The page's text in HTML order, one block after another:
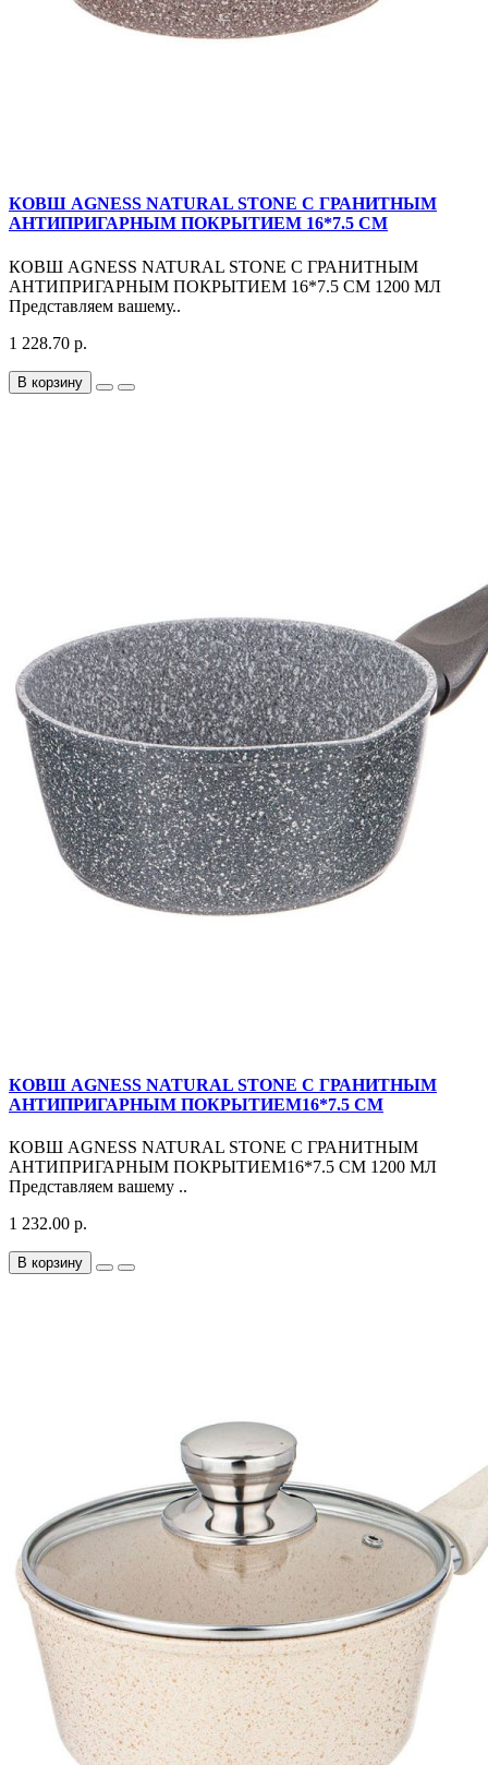
КОВШ AGNESS NATURAL STONE С ГРАНИТНЫМ
АНТИПРИГАРНЫМ ПОКРЫТИЕМ 16*7.5 СМ
КОВШ AGNESS NATURAL STONE С ГРАНИТНЫМ
АНТИПРИГАРНЫМ ПОКРЫТИЕМ 16*7.5 СМ 1200 МЛ
Представляем вашему..
1 228.70 р.
В корзину
КОВШ AGNESS NATURAL STONE С ГРАНИТНЫМ
АНТИПРИГАРНЫМ ПОКРЫТИЕМ16*7.5 СМ
КОВШ AGNESS NATURAL STONE С ГРАНИТНЫМ
АНТИПРИГАРНЫМ ПОКРЫТИЕМ16*7.5 СМ 1200 МЛ
Представляем вашему ..
1 232.00 р.
В корзину